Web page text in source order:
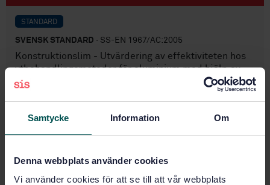
Samtycke Information Om
Denna webbplats använder cookies
Vi använder cookies för att se till att vår webbplats
STANDARD
SVENSK STANDARD · SS-EN 1967/AC:2005
Konstruktionslim - Utvärdering av effektiviteten hos
ytbehandlingsmetoder för aluminium med hjälp av
fläkningsprov under inverkan av fukt
Pris:0 SEK